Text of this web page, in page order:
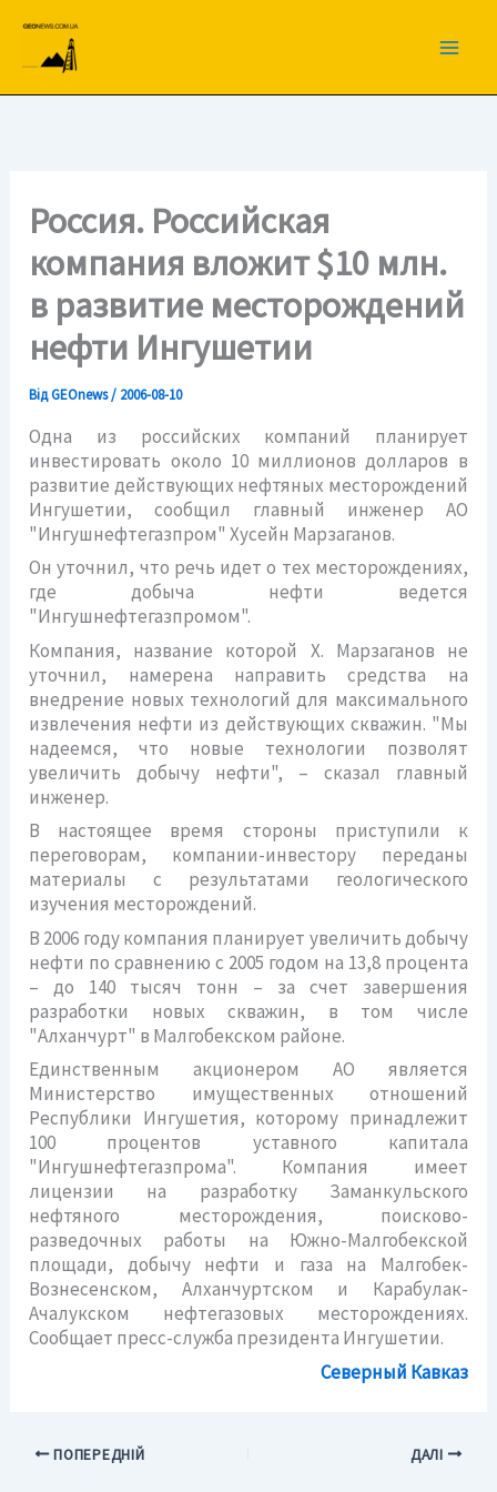
вмісту
Россия. Российская
компания вложит $10 млн.
в развитие месторождений
нефти Ингушетии
ВідGEOnews/ 2006-08-10
Одна из российских компаний планирует
инвестировать около 10 миллионов долларов в
развитие действующих нефтяных месторождений
Ингушетии, сообщил главный инженер АО
"Ингушнефтегазпром" Хусейн Марзаганов.
Он уточнил, что речь идет о тех месторождениях,
где добыча нефти ведется
"Ингушнефтегазпромом".
Компания, название которой Х. Марзаганов не
уточнил, намерена направить средства на
внедрение новых технологий для максимального
извлечения нефти из действующих скважин. "Мы
надеемся, что новые технологии позволят
увеличить добычу нефти", – сказал главный
инженер.
В настоящее время стороны приступили к
переговорам, компании-инвестору переданы
материалы с результатами геологического
изучения месторождений.
В 2006 году компания планирует увеличить добычу
нефти по сравнению с 2005 годом на 13,8 процента
– до 140 тысяч тонн – за счет завершения
разработки новых скважин, в том числе
"Алханчурт" в Малгобекском районе.
Единственным акционером АО является
Министерство имущественных отношений
Республики Ингушетия, которому принадлежит
100 процентов уставного капитала
"Ингушнефтегазпрома". Компания имеет
лицензии на разработку Заманкульского
нефтяного месторождения, поисково-
разведочных работы на Южно-Малгобекской
площади, добычу нефти и газа на Малгобек-
Вознесенском, Алханчуртском и Карабулак-
Ачалукском нефтегазовых месторождениях.
Сообщает пресс-служба президента Ингушетии.
Северный Кавказ
ПОПЕРЕДНІЙ ДАЛІ